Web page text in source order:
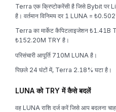
Terra एक क्रिप्टोकरेंसी है जिसे Bybit
है। वर्तमान विनिमय दर 1 LUNA =
Terra का मार्केट कैपिटलाइजेशन ₺1.41B
₺152.20M TRY है।
परिसंचारी आपूर्ति 710M LUNA है।
पिछले 24 घंटों में, Terra 2.18% घटा है।
LUNA को TRY में कैसे बदलें
वह LUNA राशि दर्ज करें जिसे आप बदलना